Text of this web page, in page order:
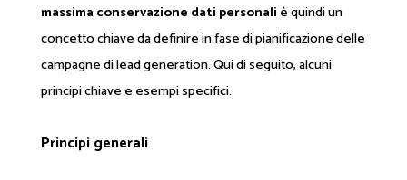
massima conservazione dati personali è quindi un
concetto chiave da definire in fase di pianificazione delle
campagne di lead generation. Qui di seguito, alcuni
principi chiave e esempi specifici.
Principi generali